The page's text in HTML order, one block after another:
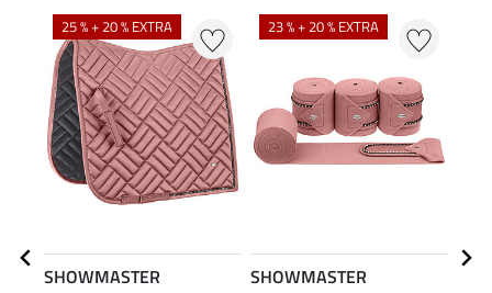
25 % + 20 % EXTRA
SHOWMASTER
23 % + 20 % EXTRA
SHOWMASTER